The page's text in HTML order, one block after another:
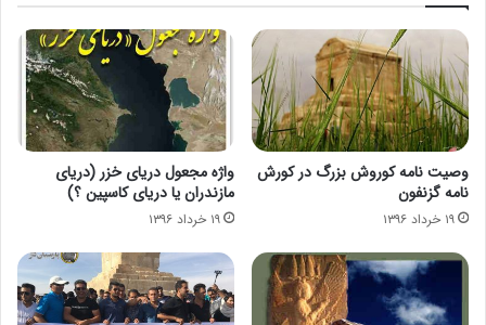
وصیت نامه کوروش بزرگ در کورش
نامه گزنفون
۱۹ خرداد ۱۳۹۶
واژه مجعول دریای خزر (دریای
مازندران یا دریای کاسپین ؟)
۱۹ خرداد ۱۳۹۶